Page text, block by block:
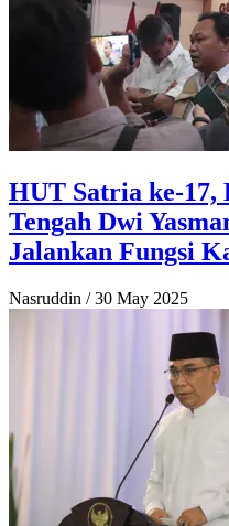
HUT Satria ke-17,
Tengah Dwi
Jalankan Fungsi
Nasruddin / 30 May 2025